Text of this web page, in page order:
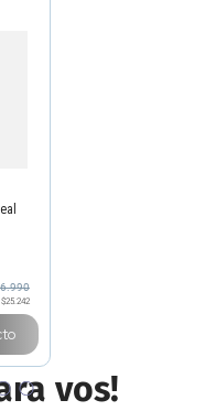
.990
$25.242
vos!